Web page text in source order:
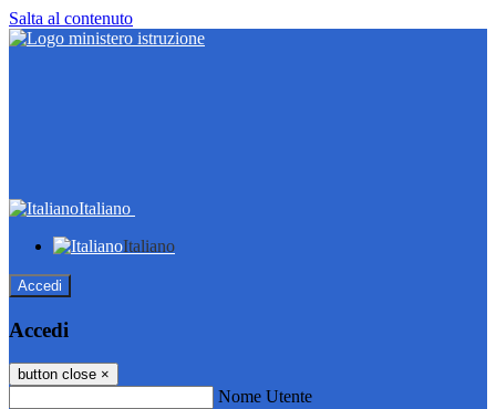
Salta al contenuto
Italiano
Italiano
Accedi
Accedi
button close ×
Nome Utente